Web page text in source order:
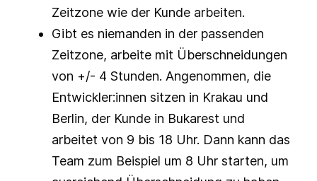
Zeitzone wie der Kunde arbeiten.
Gibt es niemanden in der passenden
Zeitzone, arbeite mit Überschneidungen
von +/- 4 Stunden. Angenommen, die
Entwickler:innen sitzen in Krakau und
Berlin, der Kunde in Bukarest und
arbeitet von 9 bis 18 Uhr. Dann kann das
Team zum Beispiel um 8 Uhr starten, um